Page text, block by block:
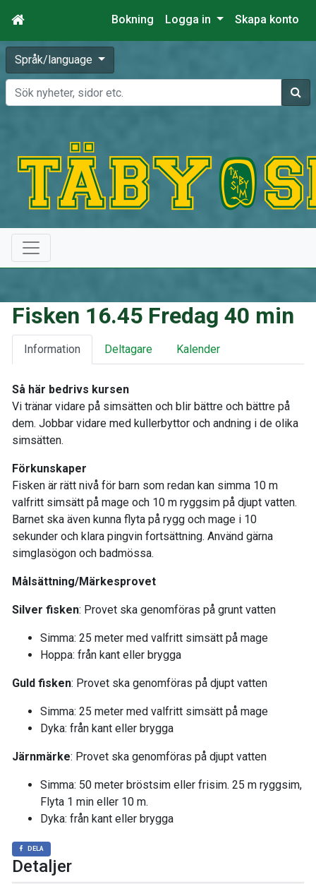
Bokning Logga in Skapa konto
Språk/language
Sök
Fisken 16.45 Fredag 40 min
Information Deltagare Kalender
Så här bedrivs kursen
Vi tränar vidare på simsätten och blir bättre och bättre på
dem. Jobbar vidare med kullerbyttor och andning i de olika
simsätten.
Förkunskaper
Fisken är rätt nivå för barn som redan kan simma 10 m
valfritt simsätt på mage och 10 m ryggsim på djupt vatten.
Barnet ska även kunna flyta på rygg och mage i 10
sekunder och klara pingvin fortsättning. Använd gärna
simglasögon och badmössa.
Målsättning/Märkesprovet
Silver fisken: Provet ska genomföras på grunt vatten
Simma: 25 meter med valfritt simsätt på mage
Hoppa: från kant eller brygga
Guld fisken: Provet ska genomföras på djupt vatten
Simma: 25 meter med valfritt simsätt på mage
Dyka: från kant eller brygga
Järnmärke: Provet ska genomföras på djupt vatten
Simma: 50 meter bröstsim eller frisim. 25 m ryggsim,
Flyta 1 min eller 10 m.
Dyka: från kant eller brygga
DELA
Detaljer